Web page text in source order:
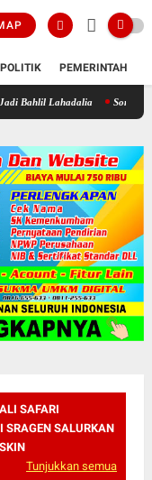
POLITIK PEMERINTAH
Sragen: Kala Doa dan
SAFARI
SRAGEN SALURKAN
Tunjukkan semua